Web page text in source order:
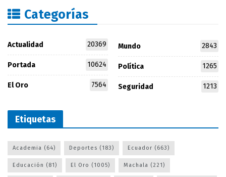
Categorías
Actualidad 20369
Portada 10624
El Oro 7564
Mundo 2843
Política 1265
Seguridad 1213
Etiquetas
Academia (64) Deportes (183) Ecuador (663)
Educación (81) El Oro (1005) Machala (221)